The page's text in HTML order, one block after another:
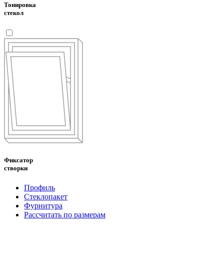
Тонировка
стекол
Фиксатор
створки
Профиль
Стеклопакет
Фурнитура
Рассчитать по размерам